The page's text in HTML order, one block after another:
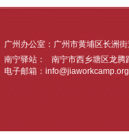
广州办公室：广州市黄埔区长洲
南宁驿站： 南宁市西乡塘区龙
电子邮箱： info@jiaworkcamp.org